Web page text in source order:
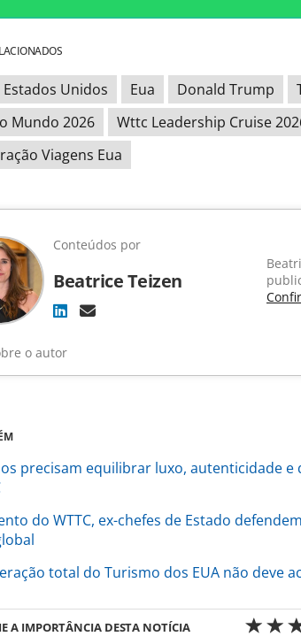
Estados Unidos Eua Donald Trump
Mundo 2026
Wttc Leadership Cruise
Viagens Eua
Conteúdos por
Beatrice Teizen
o autor
precisam equilibrar luxo, autenticidade e
do WTTC, ex-chefes de Estado
total do Turismo dos EUA não deve
A IMPORTÂNCIA DESTA NOTÍCIA